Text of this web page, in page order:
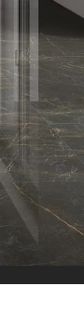
روابط سريعة
من نحن
المتجر
تواصل معنا